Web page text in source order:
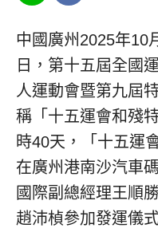
中國廣州 2025年10
日，第十五屆全國
人運動會暨第九屆
稱「十五運會和殘
時40天，「十五運
在廣州港南沙汽車
國際副總經理王順
趙沛楨參加發運儀